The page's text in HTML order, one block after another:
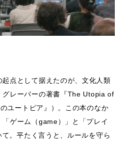
起点として据えたのが、文化人類
グレーバーの著書『The Utopia of
ユートピア』）。この本のなか
ゲーム（game）」と「プレイ
て。平たく言うと、ルールを守ら